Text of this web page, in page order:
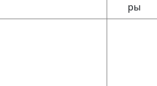
ры